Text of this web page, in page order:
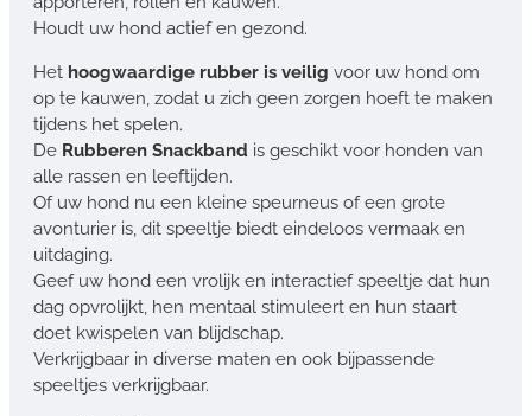
Houdt uw hond actief en gezond.
Het hoogwaardige rubber is veilig voor uw hond om
op te kauwen, zodat u zich geen zorgen hoeft te maken
tijdens het spelen.
De Rubberen Snackband is geschikt voor honden van
alle rassen en leeftijden.
Of uw hond nu een kleine speurneus of een grote
avonturier is, dit speeltje biedt eindeloos vermaak en
uitdaging.
Geef uw hond een vrolijk en interactief speeltje dat hun
dag opvrolijkt, hen mentaal stimuleert en hun staart
doet kwispelen van blijdschap.
Verkrijgbaar in diverse maten en ook bijpassende
speeltjes verkrijgbaar.